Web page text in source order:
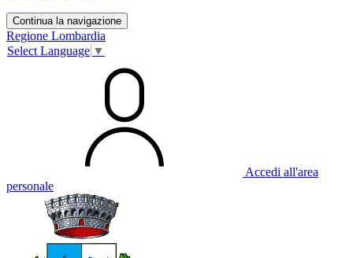
Continua la navigazione
Regione Lombardia
Select Language ▼
Accedi all'area
personale